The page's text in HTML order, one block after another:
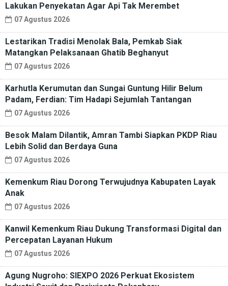
Lakukan Penyekatan Agar Api Tak Merembet
07 Agustus 2026
Lestarikan Tradisi Menolak Bala, Pemkab Siak
Matangkan Pelaksanaan Ghatib Beghanyut
07 Agustus 2026
Karhutla Kerumutan dan Sungai Guntung Hilir Belum
Padam, Ferdian: Tim Hadapi Sejumlah Tantangan
07 Agustus 2026
Besok Malam Dilantik, Amran Tambi Siapkan PKDP Riau
Lebih Solid dan Berdaya Guna
07 Agustus 2026
Kemenkum Riau Dorong Terwujudnya Kabupaten Layak
Anak
07 Agustus 2026
Kanwil Kemenkum Riau Dukung Transformasi Digital dan
Percepatan Layanan Hukum
07 Agustus 2026
Agung Nugroho: SIEXPO 2026 Perkuat Ekosistem